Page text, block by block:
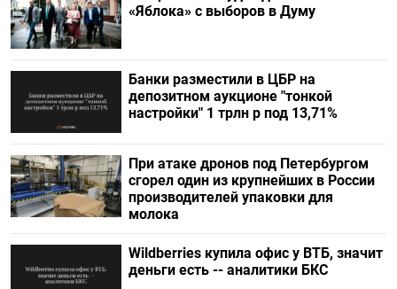
«Яблока» с выборов в Думу
Банки разместили в ЦБР на
депозитном аукционе "тонкой
настройки" 1 трлн р под 13,71%
При атаке дронов под Петербургом
сгорел один из крупнейших в России
производителей упаковки для
молока
Wildberries купила офис у ВТБ, значит
деньги есть -- аналитики БКС